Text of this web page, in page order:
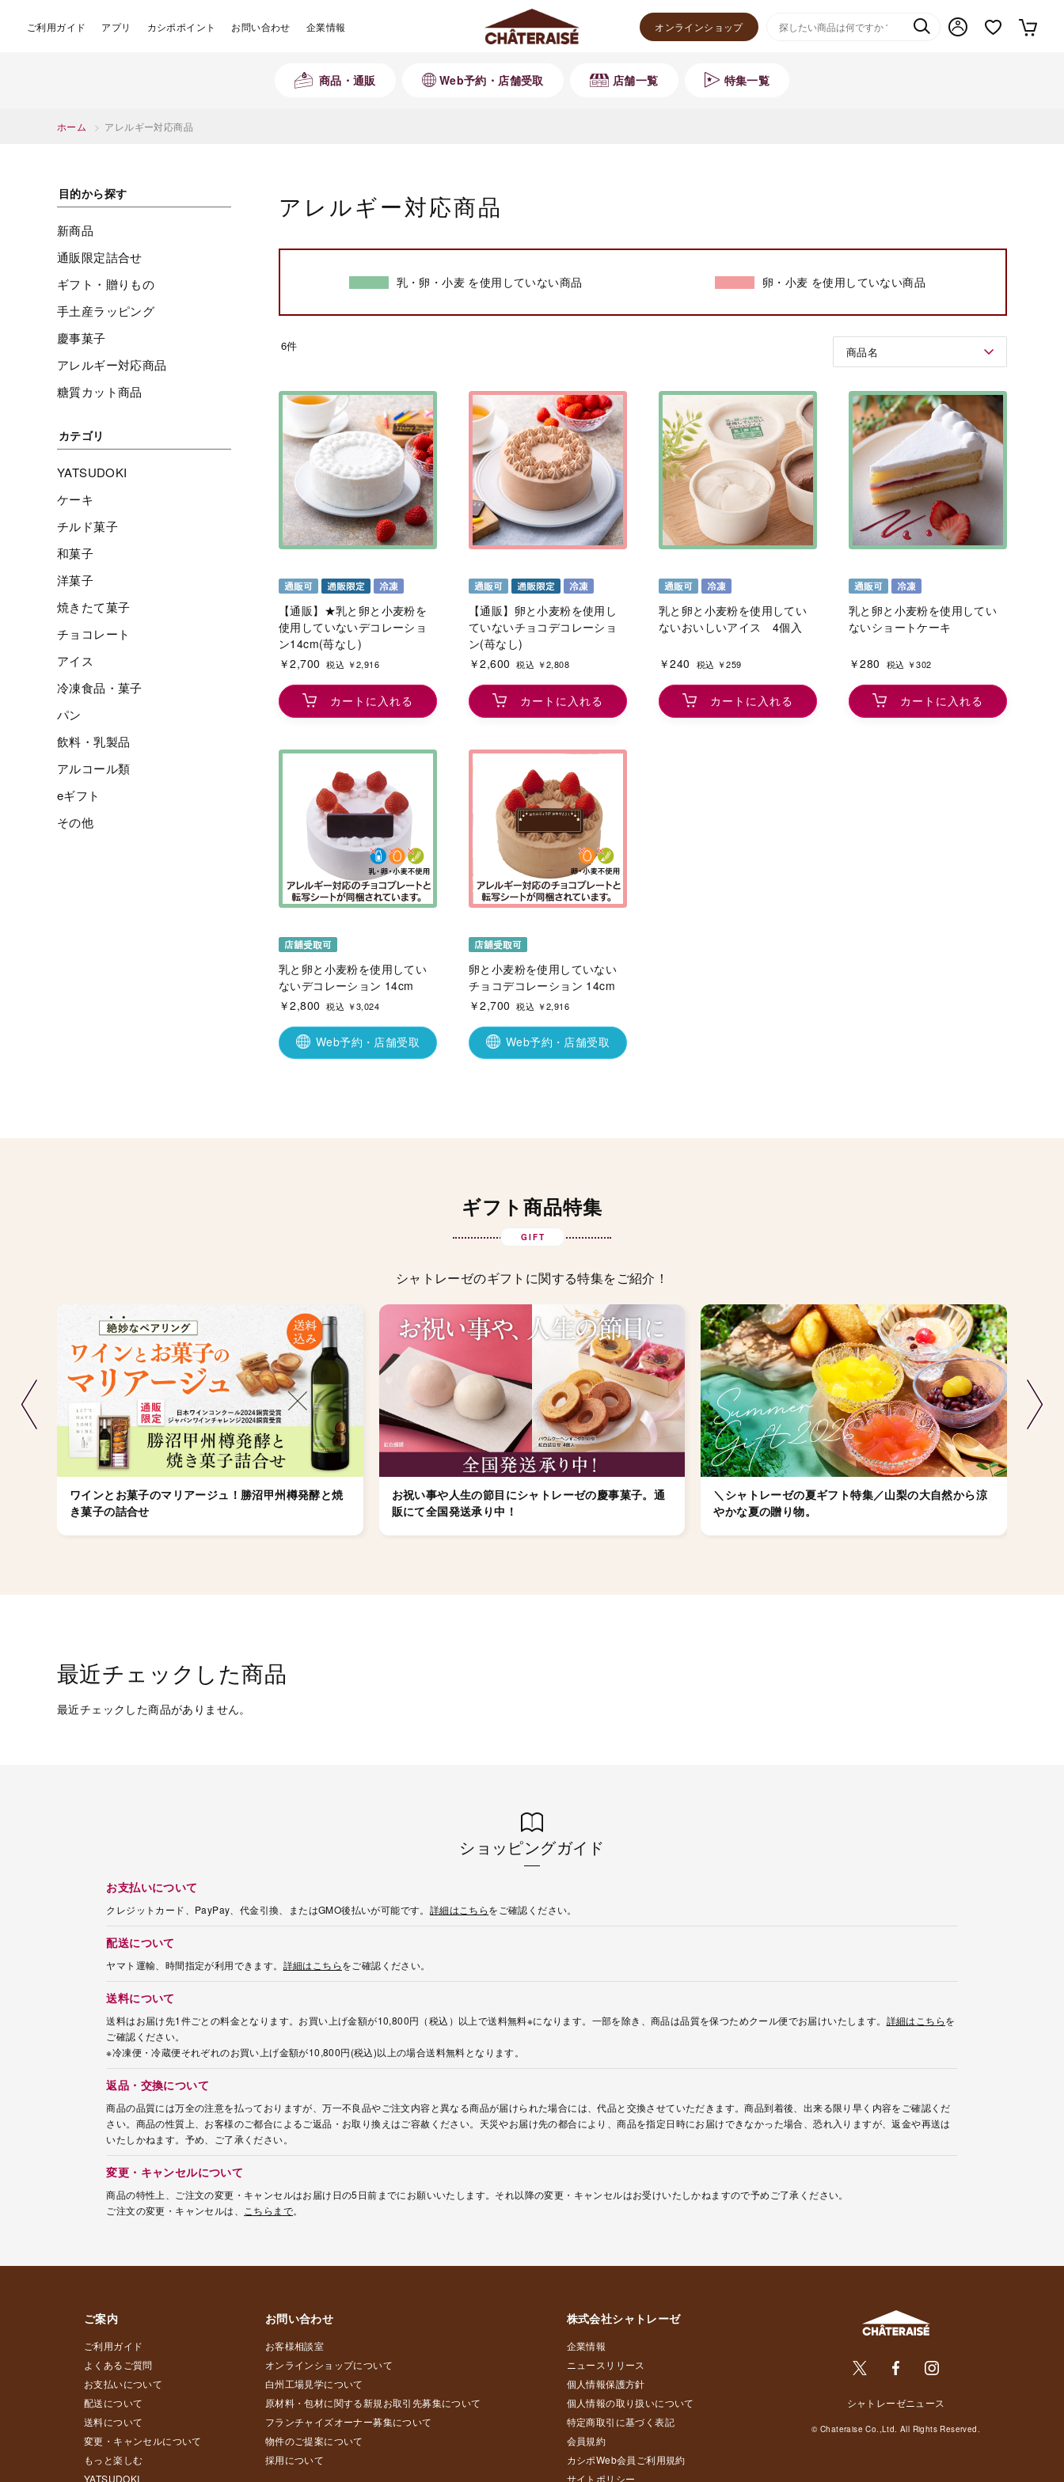
ご利用ガイド アプリ カシポポイント お問い合わせ 企業情報 オンラインショップ
商品・通販 Web予約・店舗受取 店舗一覧 特集一覧
ホーム > アレルギー対応商品
目的から探す
新商品
通販限定詰合せ
ギフト・贈りもの
手土産ラッピング
慶事菓子
アレルギー対応商品
糖質カット商品
カテゴリ
YATSUDOKI
ケーキ
チルド菓子
和菓子
洋菓子
焼きたて菓子
チョコレート
アイス
冷凍食品・菓子
パン
飲料・乳製品
アルコール類
eギフト
その他
アレルギー対応商品
乳・卵・小麦 を使用していない商品 卵・小麦 を使用していない商品
商品名
6件
【通販】★乳と卵と小麦粉を
使用していないデコレーショ
ン14cm(苺なし)
￥2,700 税込 ￥2,916
カートに入れる
【通販】卵と小麦粉を使用し
ていないチョコデコレーショ
ン(苺なし)
￥2,600 税込 ￥2,808
カートに入れる
乳と卵と小麦粉を使用してい
ないおいしいアイス 4個入
￥240 税込 ￥259
カートに入れる
乳と卵と小麦粉を使用してい
ないショートケーキ
￥280 税込 ￥302
カートに入れる
乳と卵と小麦粉を使用してい
ないデコレーション 14cm
￥2,800 税込 ￥3,024
Web予約・店舗受取
卵と小麦粉を使用していない
チョコデコレーション 14cm
￥2,700 税込 ￥2,916
Web予約・店舗受取
ギフト商品特集
GIFT
シャトレーゼのギフトに関する特集をご紹介！
ワインとお菓子のマリアージュ！勝沼甲州樽発酵と焼
き菓子の詰合せ
お祝い事や人生の節目にシャトレーゼの慶事菓子。通
販にて全国発送承り中！
＼シャトレーゼの夏ギフト特集／山梨の大自然から涼
やかな夏の贈り物。
最近チェックした商品
最近チェックした商品がありません。
ショッピングガイド
お支払いについて
クレジットカード、PayPay、代金引換、またはGMO後払いが可能です。 詳細はこちらをご確認ください。
配送について
ヤマト運輸、時間指定が利用できます。 詳細はこちらをご確認ください。
送料について
送料はお届け先1件ごとの料金となります。お買い上げ金額が10,800円（税込）以上で送料無料※になります。一部を除き、商品は品質を保つためクール便でお届けいたします。 詳細はこちらを
ご確認ください。
※冷凍便・冷蔵便それぞれのお買い上げ金額が10,800円(税込)以上の場合送料無料となります。
返品・交換について
商品の品質には万全の注意を払っておりますが、万一不良品やご注文内容と異なる商品が届けられた場合には、代品と交換させていただきます。商品到着後、出来る限り早く内容をご確認くだ
さい。商品の性質上、お客様のご都合によるご返品・お取り換えはご容赦ください。天災やお届け先の都合により、商品を指定日時にお届けできなかった場合、恐れ入りますが、返金や再送は
いたしかねます。予め、ご了承ください。
変更・キャンセルについて
商品の特性上、ご注文の変更・キャンセルはお届け日の5日前までにお願いいたします。それ以降の変更・キャンセルはお受けいたしかねますので予めご了承ください。
ご注文の変更・キャンセルは、
こちらまで。
ご案内
ご利用ガイド
よくあるご質問
お支払いについて
配送について
送料について
変更・キャンセルについて
もっと楽しむ
YATSUDOKI
お問い合わせ
お客様相談室
オンラインショップについて
白州工場見学について
原材料・包材に関する新規お取引先募集について
フランチャイズオーナー募集について
物件のご提案について
採用について
株式会社シャトレーゼ
企業情報
ニュースリリース
個人情報保護方針
個人情報の取り扱いについて
特定商取引に基づく表記
会員規約
カシポWeb会員ご利用規約
サイトポリシー
シャトレーゼニュース
© Chateraise Co.,Ltd. All Rights Reserved.